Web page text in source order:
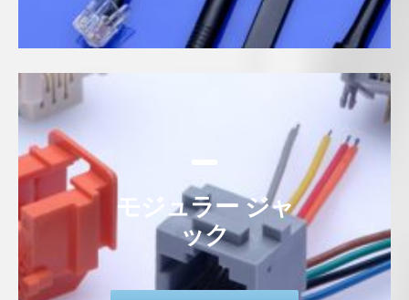
モジュラー ジャ
ック